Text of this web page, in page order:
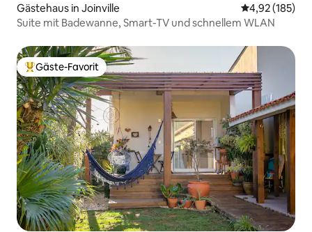
Gästehaus in Joinville
4,92 (185)
Suite mit Badewanne, Smart-TV und schnellem WLAN
Beliebter Gäste-Favorit.
Gäste-Favorit